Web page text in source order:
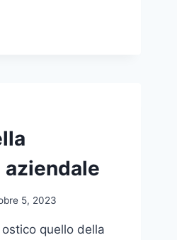
5, 2023
quello della